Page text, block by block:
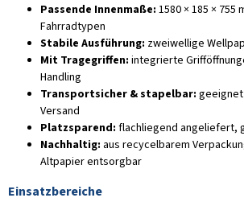
Passende Innenmaße: 1580 × 185 × 755
Fahrradtypen
Stabile Ausführung: zweiwellige
Mit Tragegriffen: integrierte
Handling
Transportsicher & stapelbar:
Versand
Platzsparend: flachliegend angeliefert,
Nachhaltig: aus recycelbarem
Altpapier entsorgbar
Einsatzbereiche